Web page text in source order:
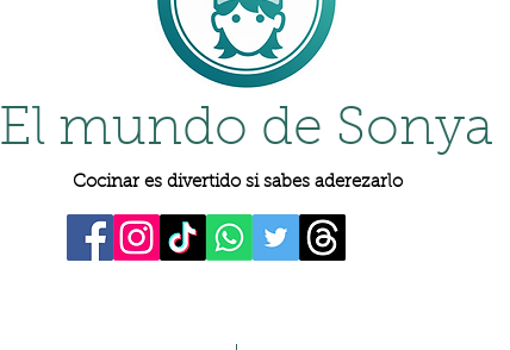
El mundo de Sonya
Cocinar es divertido si sabes aderezarlo